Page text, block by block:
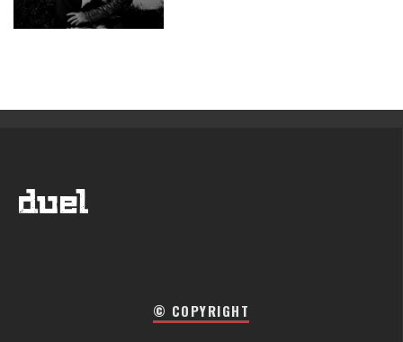
© COPYRIGHT